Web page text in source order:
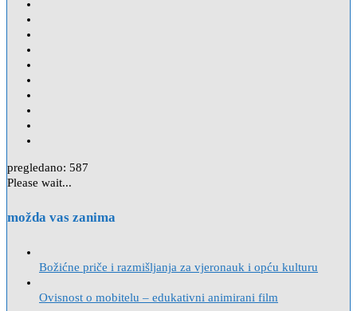
pregledano: 587
Please wait...
možda vas zanima
Božićne priče i razmišljanja za vjeronauk i opću kulturu
Ovisnost o mobitelu – edukativni animirani film